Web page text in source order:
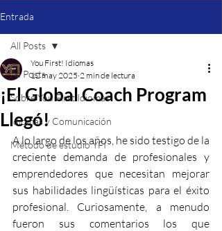
Entrada
All Posts
Sobre You First Idiomas
Idiomas y Comunicación
Método de estudio YFI
All Posts
¡El Global Coach Program
Llegó!
You First! Idiomas
12 may 2025 2 min de lectura
A lo largo de los años, he sido testigo de la
creciente demanda de profesionales y
emprendedores que necesitan mejorar
sus habilidades lingüísticas para el éxito
profesional. Curiosamente, a menudo
fueron sus comentarios los que